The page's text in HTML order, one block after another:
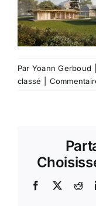
Par Yoann Gerboud
classé
Facebook
X